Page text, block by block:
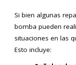
Si bien algunas
bomba pueden
situaciones en las
Esto incluye: